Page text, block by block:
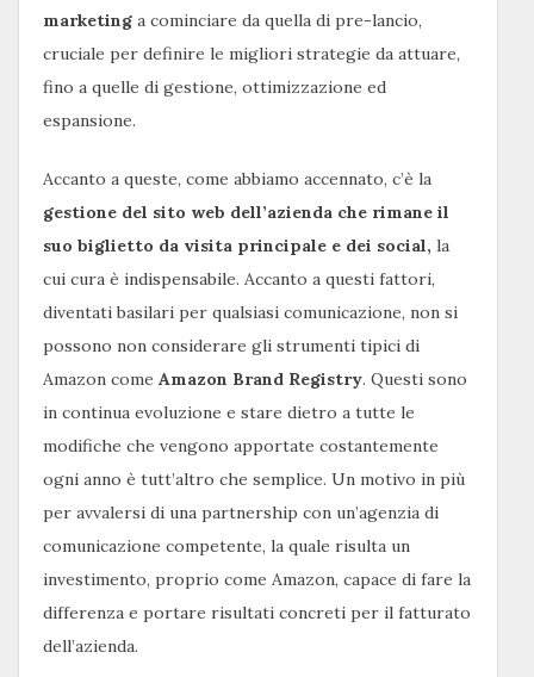
marketing a cominciare da quella di pre-lancio,
cruciale per definire le migliori strategie da attuare,
fino a quelle di gestione, ottimizzazione ed
espansione.
Accanto a queste, come abbiamo accennato, c’è la
gestione del sito web dell’azienda che rimane il
suo biglietto da visita principale e dei social, la
cui cura è indispensabile. Accanto a questi fattori,
diventati basilari per qualsiasi comunicazione, non si
possono non considerare gli strumenti tipici di
Amazon come Amazon Brand Registry. Questi sono
in continua evoluzione e stare dietro a tutte le
modifiche che vengono apportate costantemente
ogni anno è tutt’altro che semplice. Un motivo in più
per avvalersi di una partnership con un’agenzia di
comunicazione competente, la quale risulta un
investimento, proprio come Amazon, capace di fare la
differenza e portare risultati concreti per il fatturato
dell’azienda.